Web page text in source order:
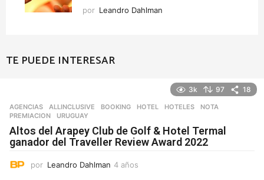
por Leandro Dahlman
TE PUEDE INTERESAR
3k 97 18
AGENCIAS ALLINCLUSIVE ,BOOKING ,HOTEL ,HOTELES ,NOTA
PREMIACION
,URUGUAY
Altos del Arapey Club de Golf & Hotel Termal
ganador del Traveller Review Award 2022
por Leandro Dahlman 4 años